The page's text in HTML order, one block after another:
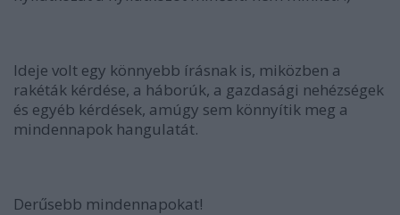
Ideje volt egy könnyebb írásnak is, miközben a
rakéták kérdése, a háborúk, a gazdasági nehézségek
és egyéb kérdések, amúgy sem könnyítik meg a
mindennapok hangulatát.
Derűsebb mindennapokat!